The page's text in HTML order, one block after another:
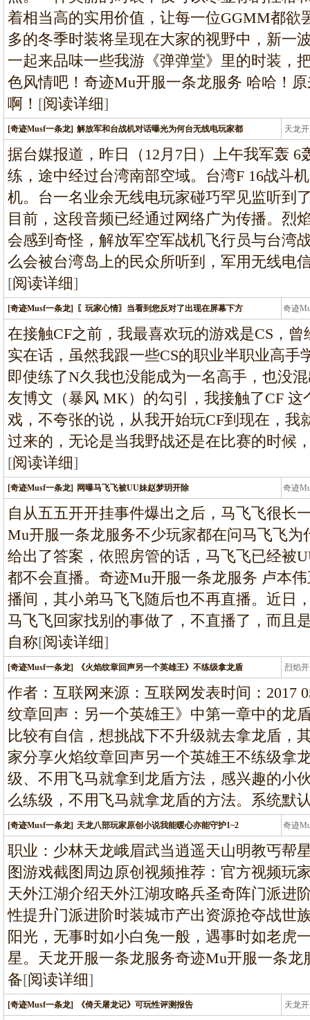
着相当高的实用价值，让每一位GGMM都欲
多的冬季时装将呈现在大家的视野中，新一
一起来品味一些我游《弹弹堂》里的时装，
色风情吧！奇迹Mu开服一条龙服务 哈哈！
啊！ [阅读详细]
[奇迹Musf一条龙] 解放军和台战机对话曝光为何台无线电玩家都 天龙
龙
据台媒报道，昨日（12月7日）上午我军轰 6
练，途中经过台湾南部空域。台湾F 16战斗
机。台一名业余无线电玩家碰巧罕见监听到
目前，这段音频已经通过网络广为传播。烈
会感到奇怪，解放军空军战机飞行员与台湾
么会被台湾岛上的民众所听到，军用无线电
[阅读详细]
[奇迹Musf一条龙] 〖玩家心情〗当看到您反对了出现在屏幕下方 奇迹
条
在接触CF之前，我最喜欢玩的游戏是CS，
实在话，虽然我跟一些CS的职业半职业高手
即使练了N久我也没能成为一名高手，也没
友博文（暴风 MK）的勾引，我接触了CF
戏，不夸张的说，从我开始玩CF到现在，我
过来的，无论是当我野战还是在比赛的时候
[阅读详细]
[奇迹Musf一条龙] 网曝马飞飞被UU妹赵梦玥开除 奇迹
条
自从五五开开挂事件爆出之后，马飞飞很长
Mu开服一条龙服务不少玩家都在问马飞飞
给出了答案，依照房管的话，马飞飞已经被
都不会直播。奇迹Mu开服一条龙服务 卢本
播间，其小弟马飞飞随后也不再直播。近日
马飞飞回家找别的事做了，不直播了，而且
自称[阅读详细]
[奇迹Musf一条龙] 《火焰纹章回声另一个英雄王》不练级拿龙盾 烈焰
龙
作者：互联网来源：互联网发表时间：2017
纹章回声：另一个英雄王》中第一章中的龙
比较有自信，想挑战下不升级就去拿龙盾，
家分享火焰纹章回声另一个英雄王不练级拿
级、不用飞马就拿到龙盾方法，感兴趣的小
么练级，不用飞马就拿龙盾的方法。系统默
[奇迹Musf一条龙] 天龙八部玩家原创小说我能暖心亦能守护1~2 奇迹
条
职业：少林天龙峨眉武当逍遥天山明教丐帮
图游戏截图周边原创视频推荐：官方视频玩
天外江湖介绍天外江湖攻略兵圣奇阵门派进
性提升门派进阶时装城市产出资源抢夺战世
阳光，无事时如小白兔一般，遇事时如老虎
星。天龙开服一条龙服务奇迹Mu开服一条
备[阅读详细]
[奇迹Musf一条龙] 《倚天屠龙记》可玩性评测报告 天龙